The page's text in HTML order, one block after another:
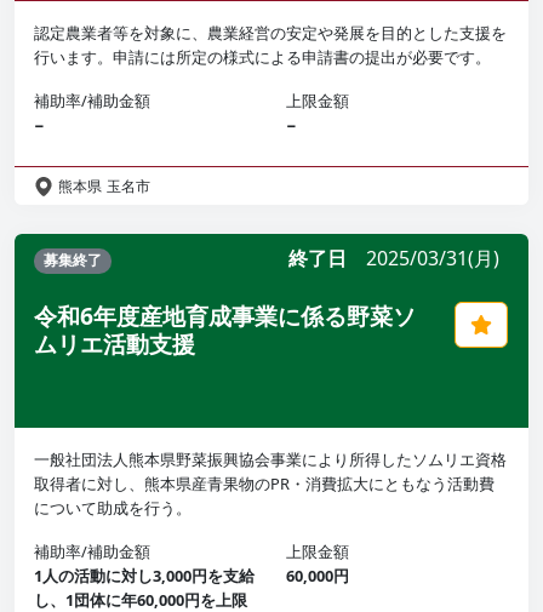
認定農業者等を対象に、農業経営の安定や発展を目的とした支援を
行います。申請には所定の様式による申請書の提出が必要です。
補助率/補助金額
−
上限金額
−
熊本県 玉名市
募集終了 終了日 2025/03/31(月)
令和6年度産地育成事業に係る野菜ソ
ムリエ活動支援
一般社団法人熊本県野菜振興協会事業により所得したソムリエ資格
取得者に対し、熊本県産青果物のPR・消費拡大にともなう活動費
について助成を行う。
補助率/補助金額
1人の活動に対し3,000円を支給
し、1団体に年60,000円を上限
上限金額
60,000円